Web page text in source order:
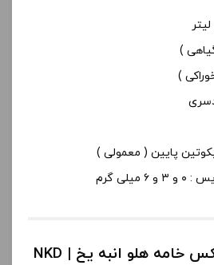
پایین ( معمولی )
گرم
جویس نیکد میکس خامه هلو انبه یخ | NKD